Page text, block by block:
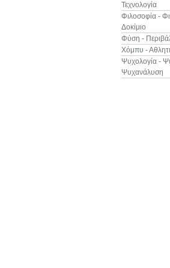
Τεχνολογία
Φιλοσοφία -
Δοκίμιο
Φύση -
Χόμπυ -
Ψυχολογία -
Ψυχανάλυση